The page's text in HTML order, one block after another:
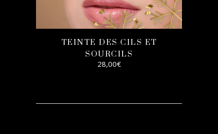
TEINTE DES CILS ET
SOURCILS
28,00€
AJOUTER AU